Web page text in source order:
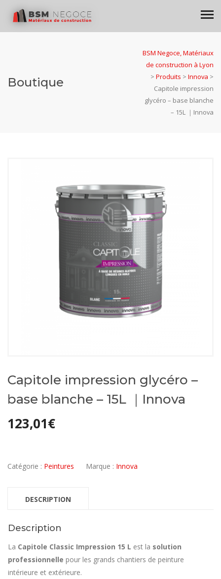
Boutique
BSM Negoce, Matériaux
de construction à Lyon
> Produits > Innova >
Capitole impression
glycéro – base blanche
– 15L ｜Innova
Capitole impression glycéro –
base blanche – 15L ｜Innova
123,01€
Catégorie : Peintures Marque : Innova
DESCRIPTION
Description
La Capitole Classic Impression 15 L est la solution
professionnelle pour les grands chantiers de peinture
intérieure et extérieure.